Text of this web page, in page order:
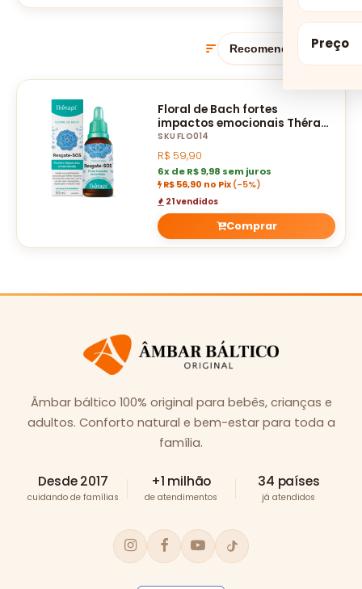
Preço
Floral de Bach fortes
impactos emocionais Thérapi
- Resgate SOS - 30 ML
SKU FLO014
R$ 59,90
6x de R$ 9,98 sem juros
R$ 56,90 no Pix (-5%)
21 vendidos
Comprar
Âmbar báltico 100% original para bebês, crianças e
adultos. Conforto natural e bem-estar para toda a
família.
Desde 2017
cuidando de famílias
+1 milhão
de atendimentos
34 países
já atendidos